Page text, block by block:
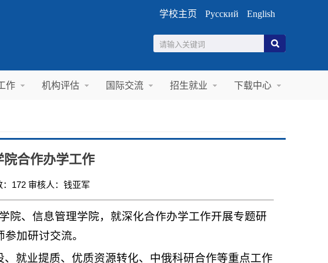
学校主页 Русский English
作 机构评估 国际交流 招生就业 下载中心
合作办学工作
172 审核人：钱亚军
院、信息管理学院，就深化合作办学工作开展专题研
加研讨交流。
就业提质、优质资源转化、中俄科研合作等重点工作